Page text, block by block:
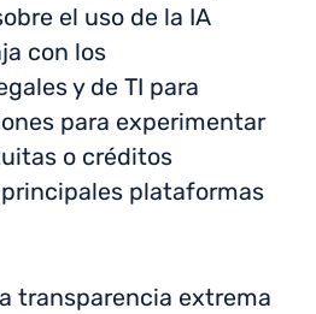
el uso de la IA
con los
y de TI para
para experimentar
o créditos
plataformas
transparencia extrema